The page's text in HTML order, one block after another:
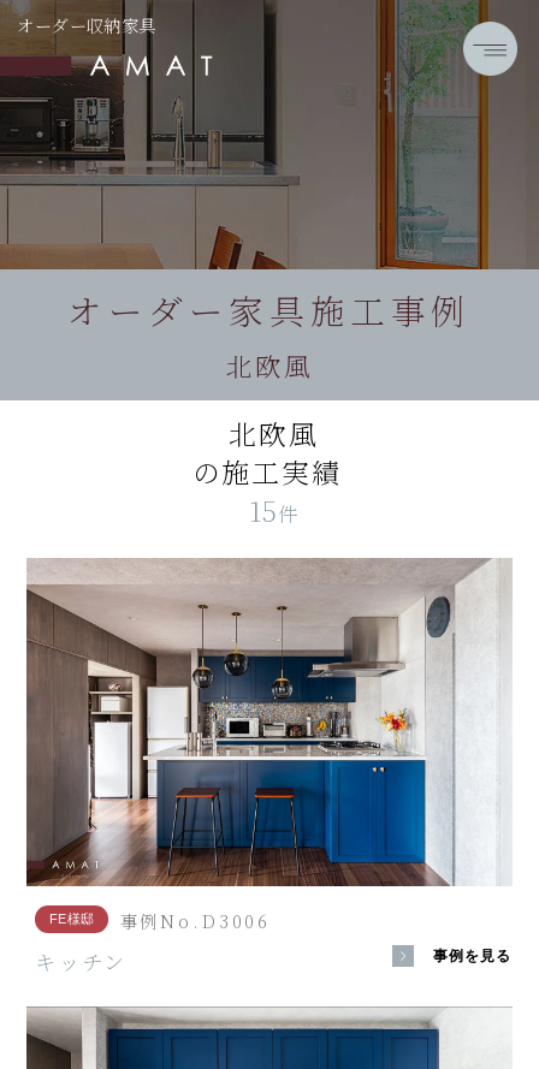
オーダー収納家具
オーダー家具施工事例
北欧風
北欧風
の施工実績
15件
FE様邸 事例No.D3006
キッチン 事例を見る